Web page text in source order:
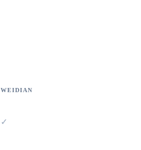
WEIDIAN
✓